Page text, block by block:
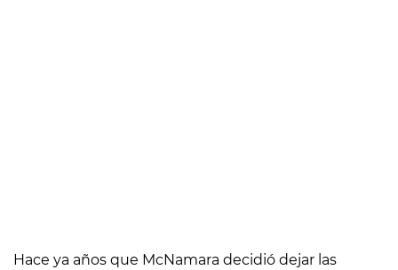
Hace ya años que McNamara decidió dejar las